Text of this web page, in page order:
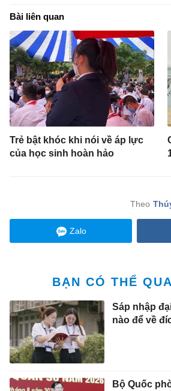
Bài liên quan
Trẻ bật khóc khi nói về áp lực
của học sinh hoàn hảo
Zalo
BẠN CÓ THỂ
Sáp nhập
nào để về
Bộ Quốc